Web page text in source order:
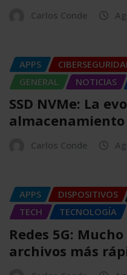
Carlos Conde
APPS
GENERAL
NOTICIAS
SSD NVMe: La
almacenamiento
Carlos Conde
APPS DISPOSITIVOS
TECH
TECNOLOGÍA
Redes 5G:
archivos más